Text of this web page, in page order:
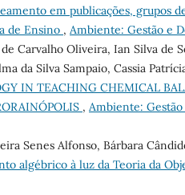
em publicações, grupos
de Ensino , Ambiente: Gestão e
Carvalho Oliveira, Ian Silva de
da Silva Sampaio, Cassia
IN TEACHING CHEMICAL
, Ambiente:
Senes Alfonso, Bárbara
algébrico à luz da Teoria da